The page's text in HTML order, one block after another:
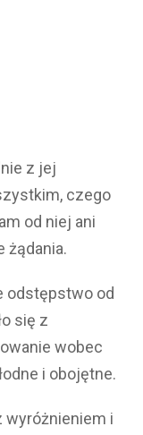
z jej
czego
od niej ani
żądania.
odstępstwo od
się z
wobec
i obojętne.
wyróżnieniem i